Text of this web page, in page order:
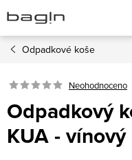
na
obsah
Odpadkové koše
Neohodnoceno
Odpadkový
KUA - vínový